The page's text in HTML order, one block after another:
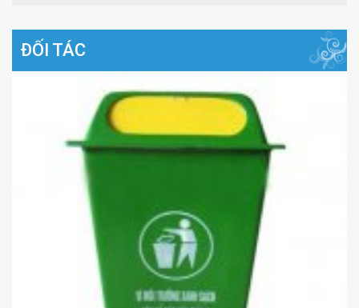
ĐỐI TÁC